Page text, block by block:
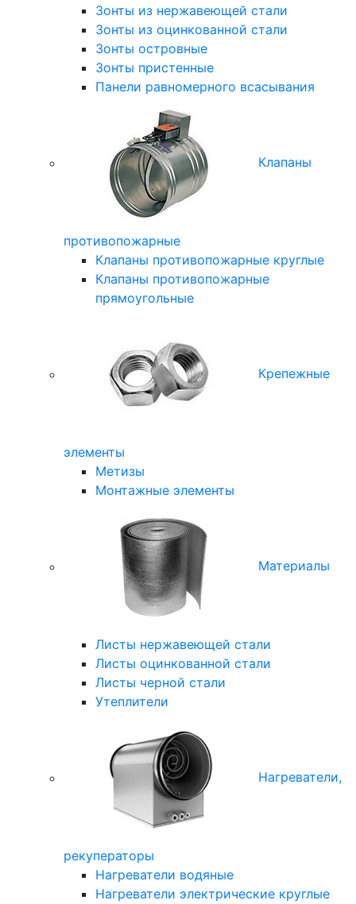
Зонты из нержавеющей стали
Зонты из оцинкованной стали
Зонты островные
Зонты пристенные
Панели равномерного всасывания
Клапаны
противопожарные
Клапаны противопожарные круглые
Клапаны противопожарные
прямоугольные
Крепежные
элементы
Метизы
Монтажные элементы
Материалы
Листы нержавеющей стали
Листы оцинкованной стали
Листы черной стали
Утеплители
Нагреватели,
рекуператоры
Нагреватели водяные
Нагреватели электрические круглые